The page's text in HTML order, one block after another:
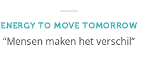
ENERGY TO MOVE TOMORROW
“Mensen maken het verschil”